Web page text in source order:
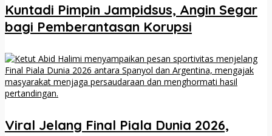
Kuntadi Pimpin Jampidsus, Angin Segar
bagi Pemberantasan Korupsi
Viral Jelang Final Piala Dunia 2026,